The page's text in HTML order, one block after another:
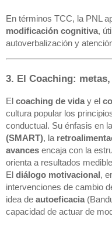
En términos TCC, la PNL
modificación cognitiva,
autoverbalización y
3. El Coaching:
El coaching de vida y el
cultura popular los
conductual. Su énfasis en la
(SMART), la
avances encaja con la
orienta a resultados
El diálogo motivacional ,
intervenciones de cambio
idea de autoeficacia
capacidad de actuar de